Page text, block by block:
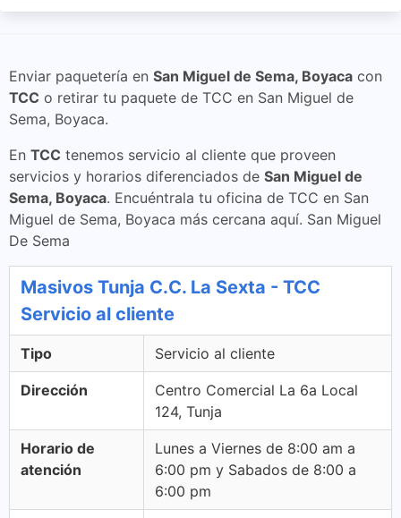
Enviar paquetería en San Miguel de Sema, Boyaca con
TCC o retirar tu paquete de TCC en San Miguel de
Sema, Boyaca.
En TCC tenemos servicio al cliente que proveen
servicios y horarios diferenciados de San Miguel de
Sema, Boyaca. Encuéntrala tu oficina de TCC en San
Miguel de Sema, Boyaca más cercana aquí. San Miguel
De Sema
Masivos Tunja C.C. La Sexta - TCC
Servicio al cliente
Tipo Servicio al cliente
Dirección
Centro Comercial La 6a Local
124, Tunja
Horario de
atención
Lunes a Viernes de 8:00 am a
6:00 pm y Sabados de 8:00 a
6:00 pm